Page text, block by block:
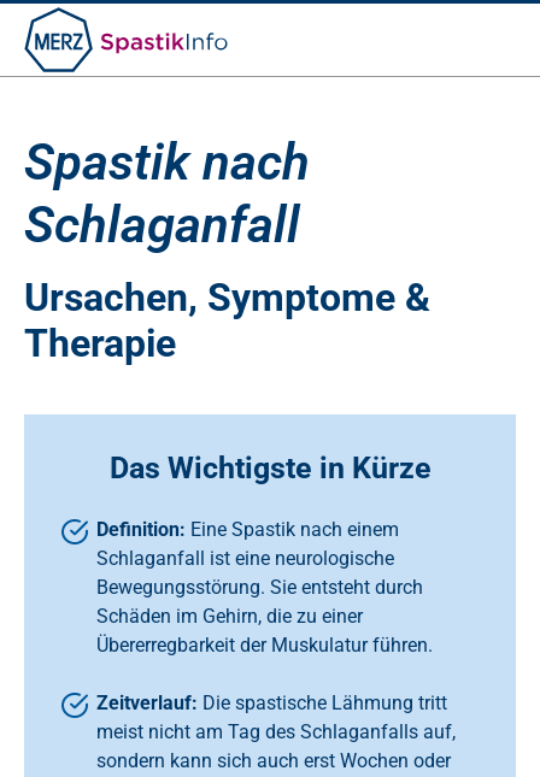
Suche
nach:
Spastik nach
Schlaganfall
Ursachen, Symptome &
Therapie
Das Wichtigste in Kürze
Definition: Eine Spastik nach einem
Schlaganfall ist eine neurologische
Bewegungsstörung. Sie entsteht durch
Schäden im Gehirn, die zu einer
Übererregbarkeit der Muskulatur führen.
Zeitverlauf: Die spastische Lähmung tritt
meist nicht am Tag des Schlaganfalls auf,
sondern kann sich auch erst Wochen oder